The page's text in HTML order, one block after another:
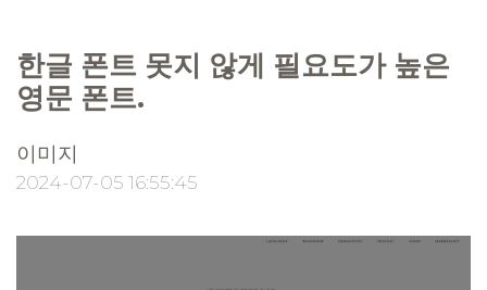
한글 폰트 못지 않게 필요도가 높은
영문 폰트.
이미지
2024-07-05 16:55:45